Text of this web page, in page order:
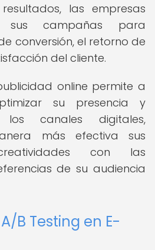
las empresas
sus campañas para
conversión, el retorno de
del cliente.
online permite a
su presencia y
los canales digitales,
más efectiva sus
con las
de su audiencia
B Testing en E-